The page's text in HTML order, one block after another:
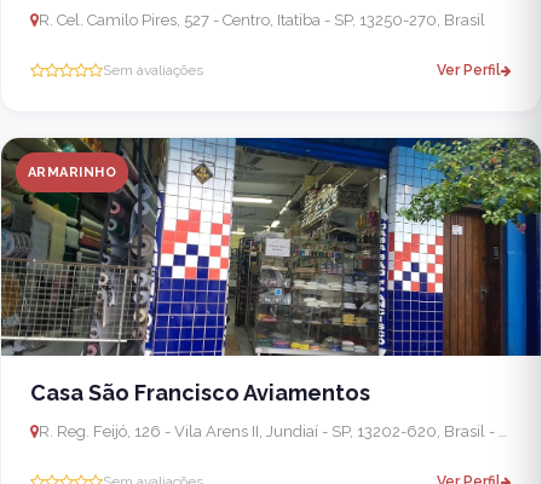
R. Cel. Camilo Pires, 527 - Centro, Itatiba - SP, 13250-270, Brasil
Sem avaliações Ver Perfil
ARMARINHO
Casa São Francisco Aviamentos
R. Reg. Feijó, 126 - Vila Arens II, Jundiaí - SP, 13202-620, Brasil - Várzea Paulista